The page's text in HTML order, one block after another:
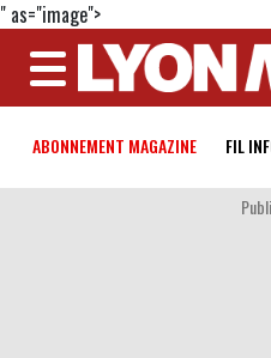
" as="image">
MENU
ABONNEMENT MAGAZINE FIL